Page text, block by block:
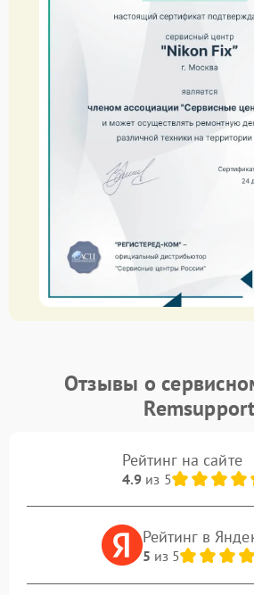
Отзывы о
Remsupport
Рейтинг на сайте
4.9из 5
Рейтинг в
5 из 5